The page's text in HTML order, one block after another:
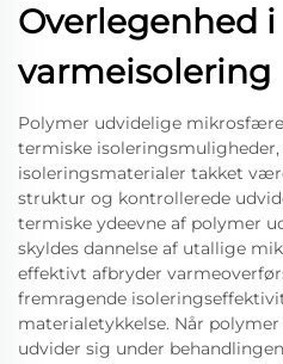
Overlegenhed i
varmeisolering
Polymer udvidelige
termiske
isoleringsmaterialer takket
struktur og kontrollerede
termiske ydeevne af polymer
skyldes dannelse af utallige
effektivt afbryder
fremragende
materialetykkelse. Når
udvider sig under